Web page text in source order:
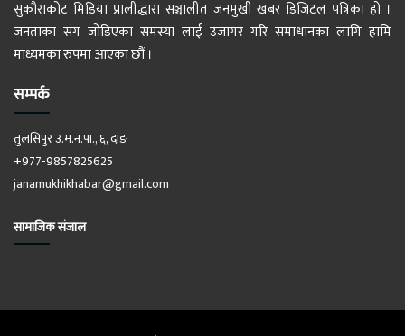
सुकौराकोट मिडिया प्रालीद्धारा सञ्चालीत जनमुखी खबर डिजिटल पत्रिका हो ।
जनताका संग जोडिएका समस्या लाई उजागर गरि समाधानका लागि हामि
माध्यमका रुपमा आएका छौं ।
सम्पर्क
तुलसिपुर उ.म.न.पा., ६, दाङ
+977-9857825625
janamukhikhabar@gmail.com
सामाजिक संजाल